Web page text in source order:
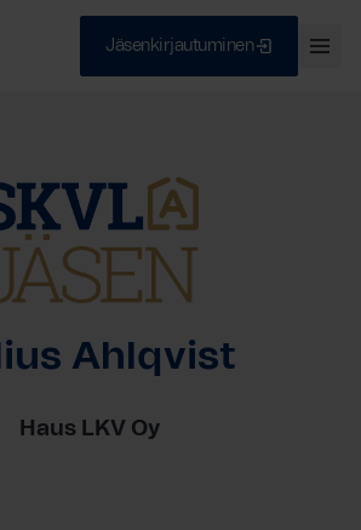
Jäsenkirjautuminen
Ahlqvist
Haus LKV Oy